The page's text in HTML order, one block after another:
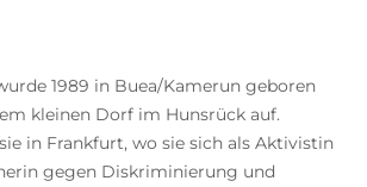
1989 in Buea/Kamerun geboren
kleinen Dorf im Hunsrück auf.
in Frankfurt, wo sie sich als Aktivistin
gegen Diskriminierung und